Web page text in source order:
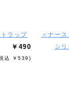
ラップ
￥490
込 ￥539)
＜ナー
シ